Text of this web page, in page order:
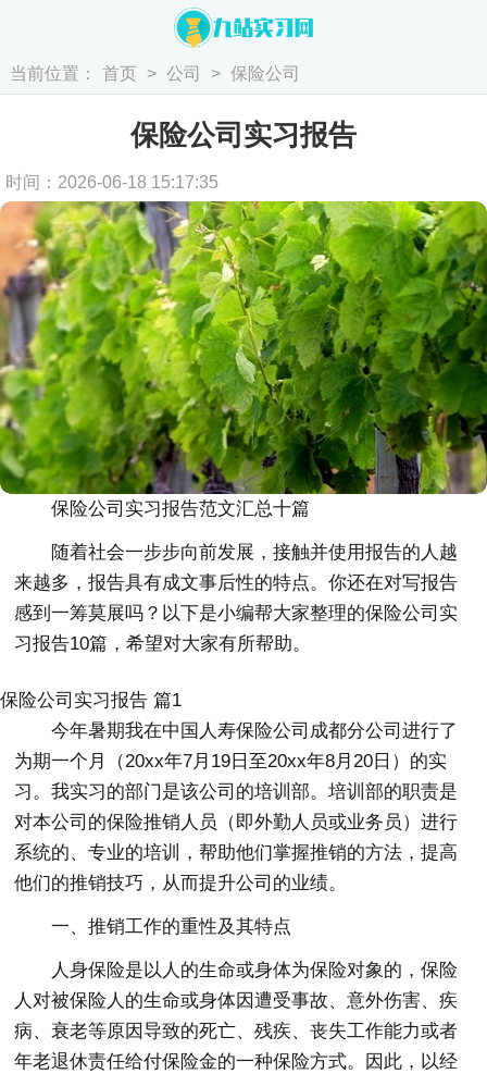
当前位置： 首页 > 公司 > 保险公司
保险公司实习报告
时间：2026-06-18 15:17:35
保险公司实习报告范文汇总十篇
随着社会一步步向前发展，接触并使用报告的人越
来越多，报告具有成文事后性的特点。你还在对写报告
感到一筹莫展吗？以下是小编帮大家整理的保险公司实
习报告10篇，希望对大家有所帮助。
保险公司实习报告 篇1
今年暑期我在中国人寿保险公司成都分公司进行了
为期一个月（20xx年7月19日至20xx年8月20日）的实
习。我实习的部门是该公司的培训部。培训部的职责是
对本公司的保险推销人员（即外勤人员或业务员）进行
系统的、专业的培训，帮助他们掌握推销的方法，提高
他们的推销技巧，从而提升公司的业绩。
一、推销工作的重性及其特点
人身保险是以人的生命或身体为保险对象的，保险
人对被保险人的生命或身体因遭受事故、意外伤害、疾
病、衰老等原因导致的死亡、残疾、丧失工作能力或者
年老退休责任给付保险金的一种保险方式。因此，以经